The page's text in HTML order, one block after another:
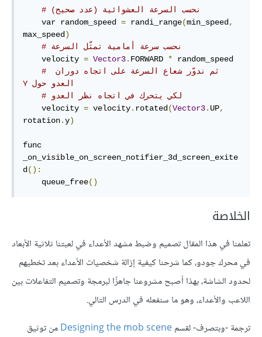
    var random_speed
= randi_range(min_speed ,
max_speed )
# نحسب سرعة أمامية تمثّل السرعة
    velocity
= Vector3. FORWARD * random_speed
# ثم ندوّر شعاع السرعة على اتجاه دوران
العدو حول‫ Y
# لكي يتحرك في اتجاه نظر العدو
    velocity
= velocity. rotated (Vector3. UP,
rotation.y)
func
_on_visible_on_screen_notifier_3d_screen_exite
d ():
    queue_free
()
الخلاصة
تعلمنا في هذا المقال تصميم وضبط مشهد الأعداء في لعبتنا ثلاثية الأبعاد
في محرك جودو، كما شرحنا كيفية إزالة شخصيات الأعداء بعد تخطيهم
لحدود الشاشة، بهذا أصبح مشروعنا جاهزًا لبرمجة وتصميم التفاعلات بين
اللاعب والأعداء، وهو ما سنفعله في الدرس التالي.
ترجمة -وبتصرف- لقسمDesigning the mob sceneمن توثيق